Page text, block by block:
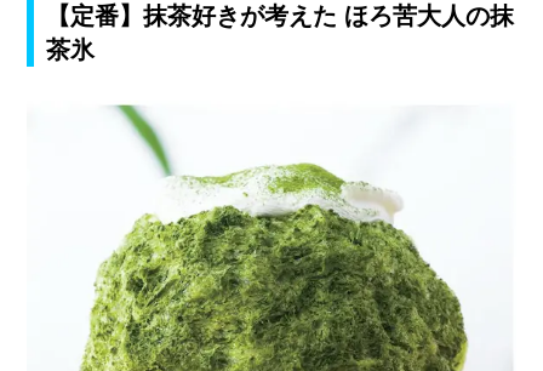
【定番】抹茶好きが考えた ほろ苦大人の抹
茶氷